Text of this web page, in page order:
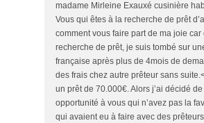
madame Mirleine Exauxé cusinière
Vous qui êtes à la recherche de prêt
comment vous faire part de ma joie
recherche de prêt, je suis tombé sur
française après plus de 4mois de
des frais chez autre prêteur sans
un prêt de 70.000€. Alors j’ai décidé
opportunité à vous qui n’avez pas la
qui avaient eu à faire avec des